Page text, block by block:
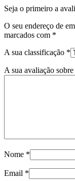
Seja o primeiro a
O seu endereço de
marcados com *
A sua classificação *
A sua avaliação
Nome *
Email *